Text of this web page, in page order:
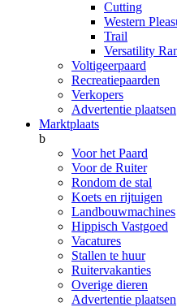
Cutting
Western
Trail
Versatility
Voltigeerpaard
Recreatiepaarden
Verkopers
Advertentie plaatsen
Marktplaats
b
Voor het Paard
Voor de Ruiter
Rondom de stal
Koets en rijtuigen
Landbouwmachines
Hippisch Vastgoed
Vacatures
Stallen te huur
Ruitervakanties
Overige dieren
Advertentie plaatsen